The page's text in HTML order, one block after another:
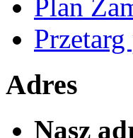
Plan
Adres
Nasz